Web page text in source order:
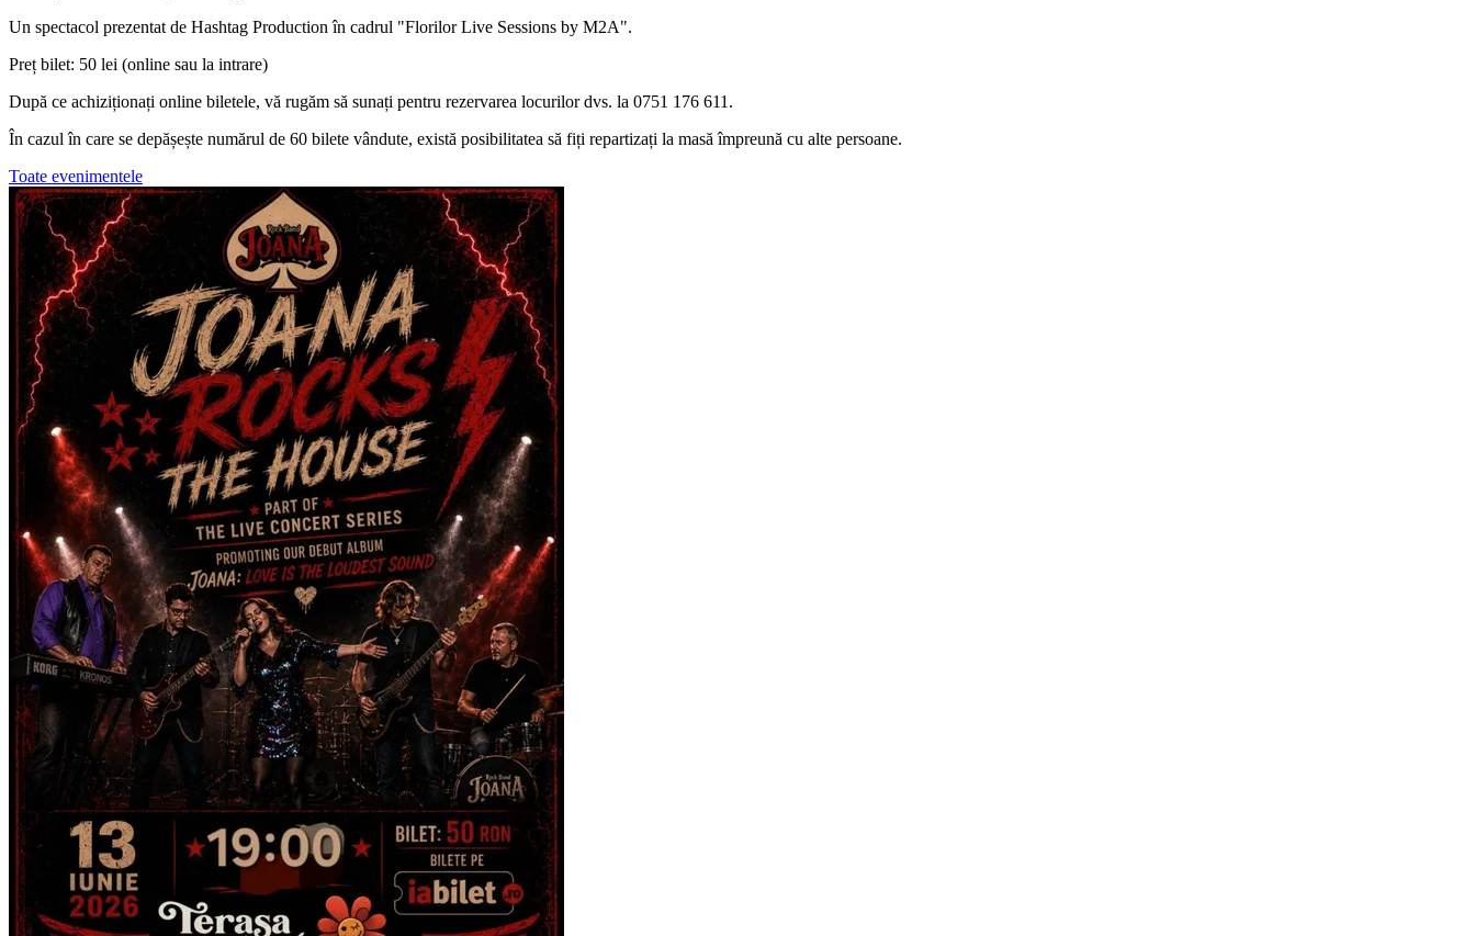
Un spectacol prezentat de Hashtag Production în cadrul "Florilor Live Sessions by M2A".
Preț bilet: 50 lei (online sau la intrare)
După ce achiziționați online biletele, vă rugăm să sunați pentru rezervarea locurilor dvs. la 0751 176 611.
În cazul în care se depășește numărul de 60 bilete vândute, există posibilitatea să fiți repartizați la masă împreună cu alte persoane.
Toate evenimentele